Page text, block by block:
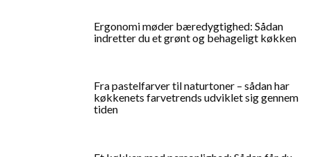
Ergonomi møder bæredygtighed: Sådan
indretter du et grønt og behageligt køkken
Fra pastelfarver til naturtoner – sådan har
køkkenets farvetrends udviklet sig gennem
tiden